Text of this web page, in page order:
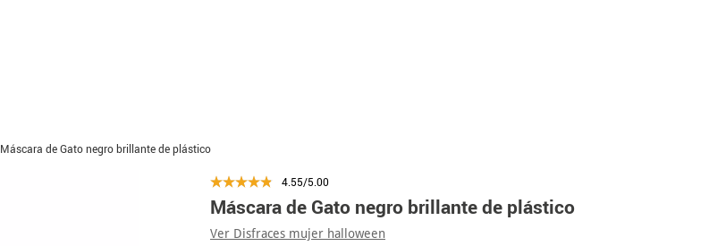
Máscara de Gato negro brillante de plástico
4.55/5.00
Máscara de Gato negro brillante de plástico
Ver Disfraces mujer halloween